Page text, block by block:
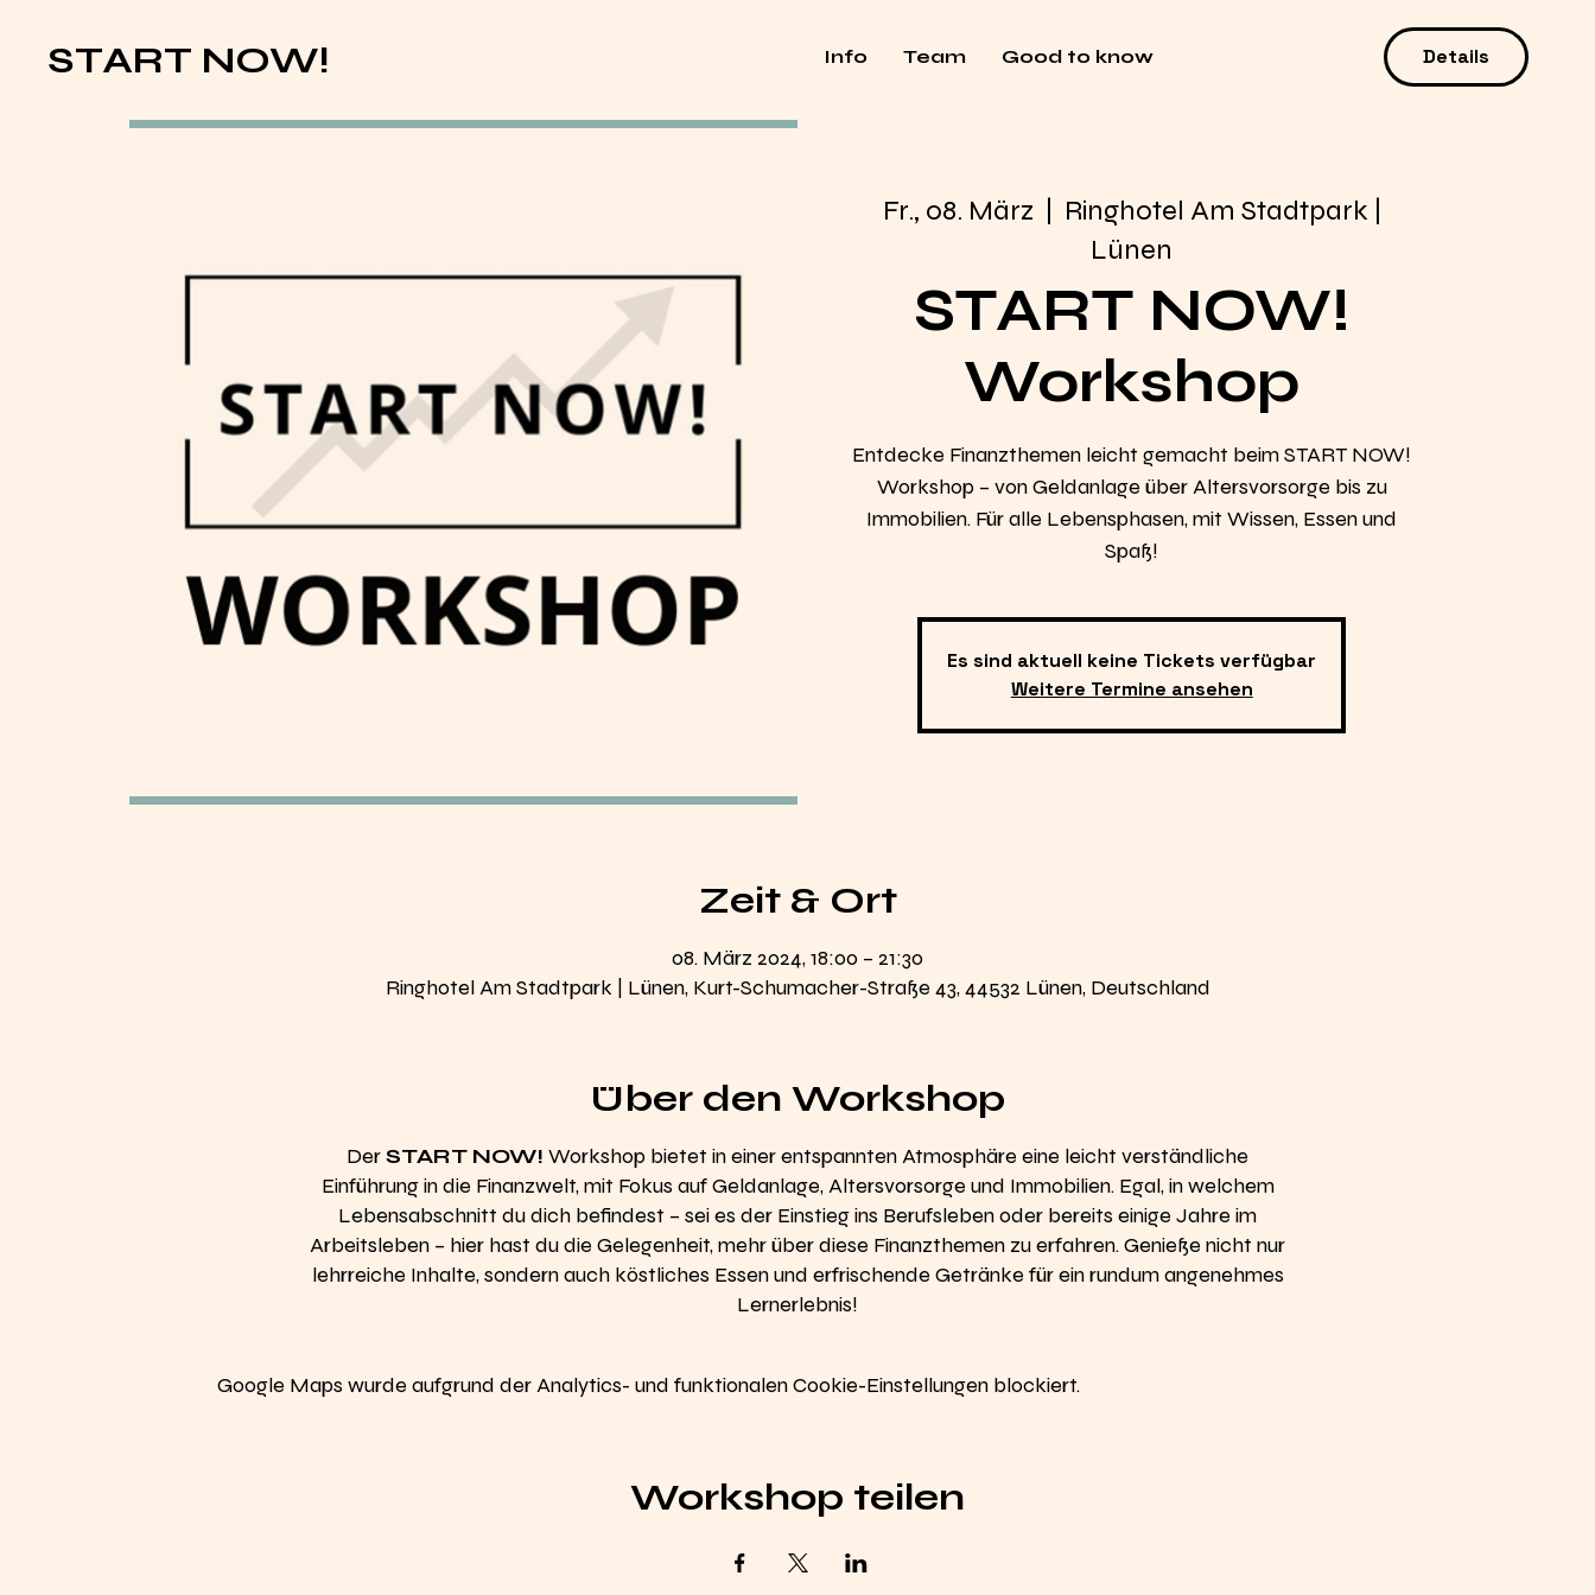
START NOW! Info Team Good to know Details
Fr., 08. März
Ringhotel Am Stadtpark |
Lünen
START NOW!
Workshop
Entdecke Finanzthemen leicht gemacht beim START NOW!
Workshop – von Geldanlage über Altersvorsorge bis zu
Immobilien. Für alle Lebensphasen, mit Wissen, Essen und
Spaß!
Es sind aktuell keine Tickets verfügbar
Weitere Termine ansehen
Zeit & Ort
08. März 2024, 18:00 – 21:30
Ringhotel Am Stadtpark | Lünen, Kurt-Schumacher-Straße 43, 44532 Lünen, Deutschland
Über den Workshop
DerSTART NOW! Workshop bietet in einer entspannten Atmosphäre eine leicht verständliche
Einführung in die Finanzwelt, mit Fokus auf Geldanlage, Altersvorsorge und Immobilien. Egal, in welchem
Lebensabschnitt du dich befindest – sei es der Einstieg ins Berufsleben oder bereits einige Jahre im
Arbeitsleben – hier hast du die Gelegenheit, mehr über diese Finanzthemen zu erfahren. Genieße nicht nur
lehrreiche Inhalte, sondern auch köstliches Essen und erfrischende Getränke für ein rundum angenehmes
Lernerlebnis!
Google Maps wurde aufgrund der Analytics- und funktionalen Cookie-Einstellungen blockiert.
Workshop teilen